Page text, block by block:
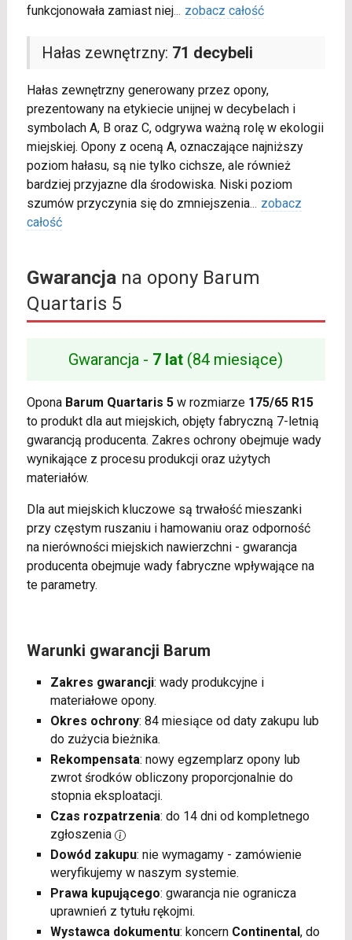
funkcjonowała zamiast niej... zobacz całość
Hałas zewnętrzny: 71 decybeli
Hałas zewnętrzny generowany przez opony,
prezentowany na etykiecie unijnej w decybelach i
symbolach A, B oraz C, odgrywa ważną rolę w ekologii
miejskiej. Opony z oceną A, oznaczające najniższy
poziom hałasu, są nie tylko cichsze, ale również
bardziej przyjazne dla środowiska. Niski poziom
szumów przyczynia się do zmniejszenia... zobacz
całość
Gwarancjana opony Barum
Quartaris 5
Gwarancja - 7 lat (84 miesiące)
Opona Barum Quartaris 5w rozmiarze 175/65 R15
to produkt dla aut miejskich, objęty fabryczną 7-letnią
gwarancją producenta. Zakres ochrony obejmuje wady
wynikające z procesu produkcji oraz użytych
materiałów.
Dla aut miejskich kluczowe są trwałość mieszanki
przy częstym ruszaniu i hamowaniu oraz odporność
na nierówności miejskich nawierzchni - gwarancja
producenta obejmuje wady fabryczne wpływające na
te parametry.
Warunki gwarancji Barum
Zakres gwarancji: wady produkcyjne i
materiałowe opony.
Okres ochrony: 84 miesiące od daty zakupu lub
do zużycia bieżnika.
Rekompensata: nowy egzemplarz opony lub
zwrot środków obliczony proporcjonalnie do
stopnia eksploatacji.
Czas rozpatrzenia: do 14 dni od kompletnego
zgłoszenia
Dowód zakupu: nie wymagamy - zamówienie
weryfikujemy w naszym systemie.
Prawa kupującego: gwarancja nie ogranicza
uprawnień z tytułu rękojmi.
Wystawca dokumentu: koncern Continental, do